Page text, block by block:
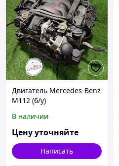
Двигатель Mercedes-Benz
M112 (б/у)
В наличии
Цену уточняйте
Написать